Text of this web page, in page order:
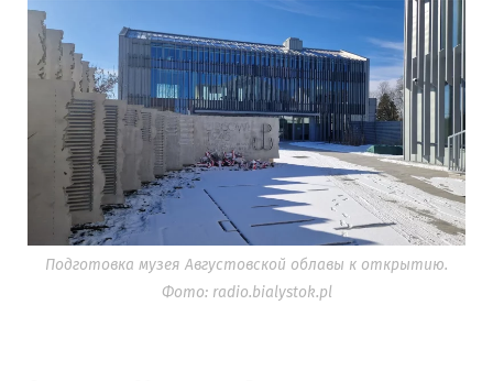
Подготовка музея Августовской облавы к открытию.
Фото: radio.bialystok.pl